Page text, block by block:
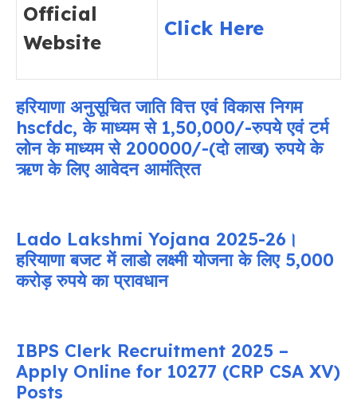
Official
Website
Click Here
हरियाणा अनुसूचित जाति वित्त एवं विकास निगम
hscfdc, के माध्यम से 1,50,000/-रुपये एवं टर्म
लोन के माध्यम से 200000/-(दो लाख) रुपये के
ऋण के लिए आवेदन आमंत्रित
Lado Lakshmi Yojana 2025-26।
हरियाणा बजट में लाडो लक्ष्मी योजना के लिए 5,000
करोड़ रुपये का प्रावधान
IBPS Clerk Recruitment 2025 –
Apply Online for 10277 (CRP CSA XV)
Posts